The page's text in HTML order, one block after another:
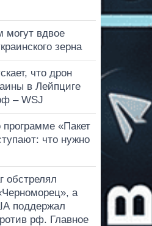
могут вдвое
зерна
что дрон
в Лейпциге
– WSJ
«Пакет
что нужно
обстрелял
а
поддержал
рф. Главное